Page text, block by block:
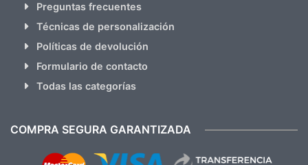
Preguntas frecuentes
Técnicas de personalización
Políticas de devolución
Formulario de contacto
Todas las categorías
COMPRA SEGURA GARANTIZADA